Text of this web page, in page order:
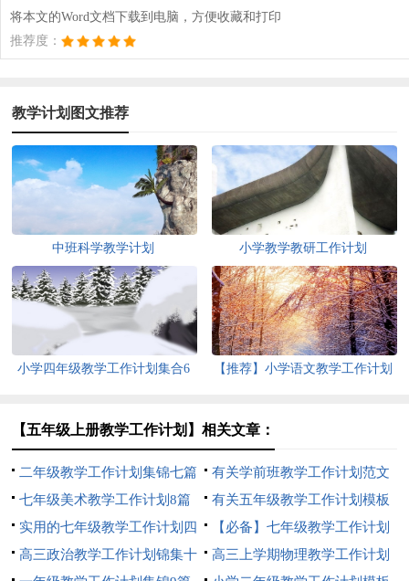
将本文的Word文档下载到电脑，方便收藏和打印
推荐度：
教学计划图文推荐
中班科学教学计划 小学教学教研工作计划
小学四年级教学工作计划集合6
【推荐】小学语文教学工作计划
【五年级上册教学工作计划】相关文章：
二年级教学工作计划集锦七篇
有关学前班教学工作计划范文
汇总九篇
七年级美术教学工作计划8篇
有关五年级教学工作计划模板
5篇
实用的七年级教学工作计划四
篇
【必备】七年级教学工作计划
三篇
高三政治教学工作计划锦集十
高三上学期物理教学工作计划